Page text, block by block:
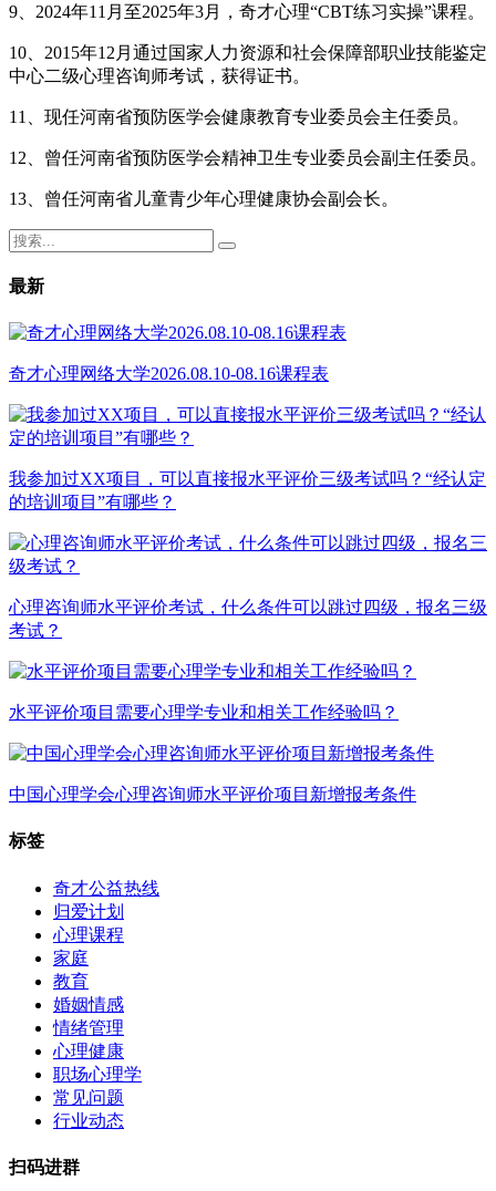
9、2024年11月至2025年3月，奇才心理“CBT练习实操”课程。
10、2015年12月通过国家人力资源和社会保障部职业技能鉴定
中心二级心理咨询师考试，获得证书。
11、现任河南省预防医学会健康教育专业委员会主任委员。
12、曾任河南省预防医学会精神卫生专业委员会副主任委员。
13、曾任河南省儿童青少年心理健康协会副会长。
最新
奇才心理网络大学2026.08.10-08.16课程表
我参加过XX项目，可以直接报水平评价三级考试吗？“经认定
的培训项目”有哪些？
心理咨询师水平评价考试，什么条件可以跳过四级，报名三级
考试？
水平评价项目需要心理学专业和相关工作经验吗？
中国心理学会心理咨询师水平评价项目新增报考条件
标签
奇才公益热线
归爱计划
心理课程
家庭
教育
婚姻情感
情绪管理
心理健康
职场心理学
常见问题
行业动态
扫码进群